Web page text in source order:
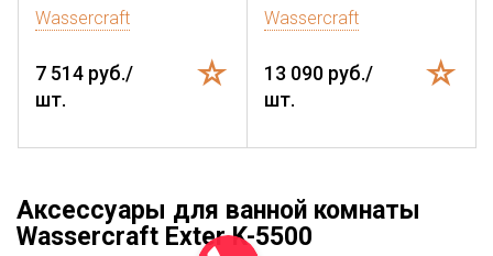
Wassercraft
7 514 руб./
шт.
Wassercraft
13 090 руб./
шт.
Аксессуары для ванной комнаты
Wassercraft Exter K-5500